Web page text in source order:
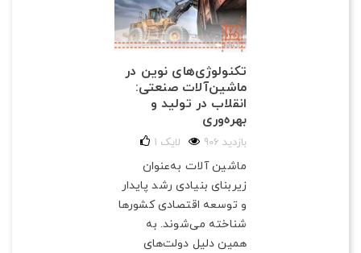
تکنولوژی‌های نوین در
ماشین‌آلات صنعتی:
انقلاب در تولید و
بهره‌وری
906 بازدید 1 لایک
ماشین آلات به‌عنوان
زیربنای بنیادی رشد پایدار
و توسعه اقتصادی کشورها
شناخته می‌شوند. به
همین دلیل دولت‌های